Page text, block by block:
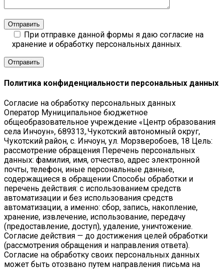
Отправить
При отправке данной формы я даю согласие на
хранение и обработку персональных данных.
Политика конфиденциальности персональных данных
Согласие на обработку персональных данных
Оператор Муниципальное бюджетное
общеобразовательное учреждение «Центр образования
села Инчоун», 689313,.Чукотский автономный округ,
Чукотский район, с. Инчоун, ул. Морзверобоев, 18 Цель:
рассмотрение обращения Перечень персональных
данных: фамилия, имя, отчество, адрес электронной
почты, телефон, иные персональные данные,
содержащиеся в обращении Способы обработки и
перечень действия: с использованием средств
автоматизации и без использования средств
автоматизации, а именно: сбор, запись, накопление,
хранение, извлечение, использование, передачу
(предоставление, доступ), удаление, уничтожение.
Согласие действия — до достижения целей обработки
(рассмотрения обращения и направления ответа).
Согласие на обработку своих персональных данных
может быть отозвано путем направления письма на